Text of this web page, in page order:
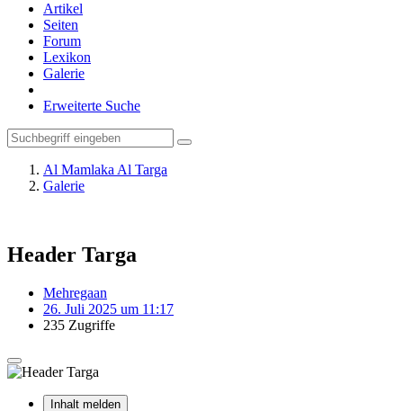
Artikel
Seiten
Forum
Lexikon
Galerie
Erweiterte Suche
Al Mamlaka Al Targa
Galerie
Header Targa
Mehregaan
26. Juli 2025 um 11:17
235 Zugriffe
Inhalt melden